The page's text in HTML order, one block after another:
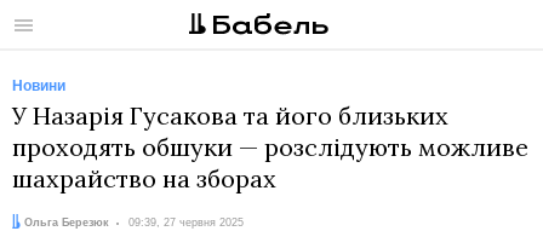
Меню
Новини
У Назарія Гусакова та його близьких
проходять обшуки — розслідують можливе
шахрайство на зборах
Автор:
Ольга Березюк
Дата: 09:39, 27 червня 2025